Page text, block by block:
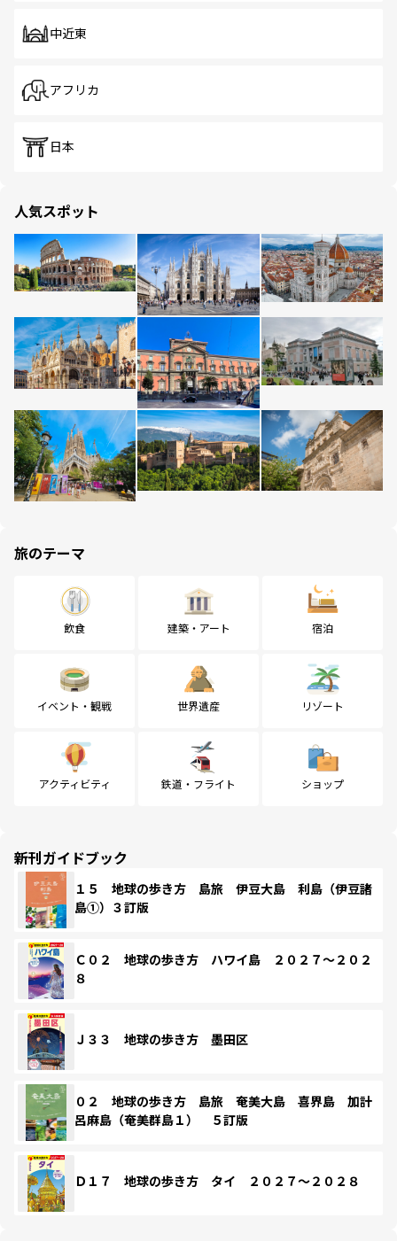
中近東
アフリカ
日本
人気スポット
旅のテーマ
飲食 建築・アート 宿泊
イベント・観戦 世界遺産 リゾート
アクティビティ 鉄道・フライト ショップ
新刊ガイドブック
１５ 地球の歩き方 島旅 伊豆大島 利島（伊豆諸
島①）３訂版
Ｃ０２ 地球の歩き方 ハワイ島 ２０２７～２０２
８
Ｊ３３ 地球の歩き方 墨田区
０２ 地球の歩き方 島旅 奄美大島 喜界島 加計
呂麻島（奄美群島１） ５訂版
Ｄ１７ 地球の歩き方 タイ ２０２７～２０２８